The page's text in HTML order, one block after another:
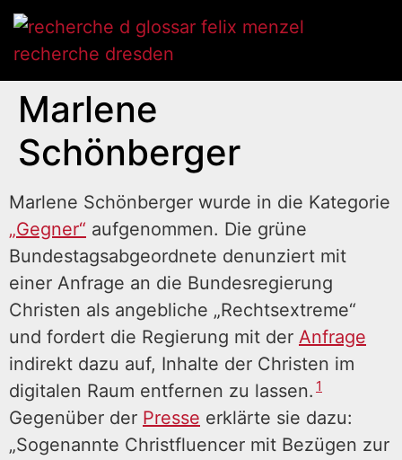
Marlene
Schönberger
Marlene Schönberger wurde in die Kategorie
„Gegner“ aufgenommen. Die grüne
Bundestagsabgeordnete denunziert mit
einer Anfrage an die Bundesregierung
Christen als angebliche „Rechtsextreme“
und fordert die Regierung mit der Anfrage
indirekt dazu auf, Inhalte der Christen im
digitalen Raum entfernen zu lassen. 1
Gegenüber der Presse erklärte sie dazu:
„Sogenannte Christfluencer mit Bezügen zur